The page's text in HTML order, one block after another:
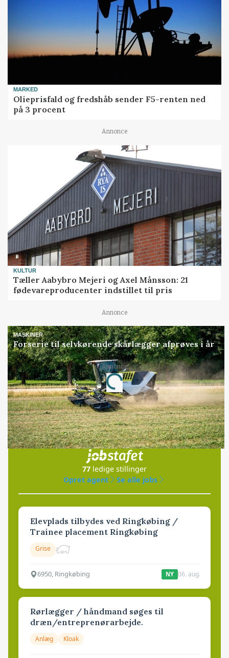
MARKED
Olieprisfald og fredshåb sender F5-renten ned
på 3 procent
Annonce
KULTUR
Tæller Aabybro Mejeri og Axel Månsson: 21
fødevareproducenter indstillet til pris
Annonce
MASKINER
Forserie til selvkørende skårlægger afprøves i år
Annonce
Loading...
Jobs
i samarbejde med
77 ledige stillinger
Opret agent
Se alle jobs
Elevplads tilbydes ved Ringkøbing /
Trainee placement Ringkøbing
Grise
6950, Ringkøbing NY 06. aug.
Rørlægger / håndmand søges til
dræn/entreprenørarbejde.
Anlæg Kloak